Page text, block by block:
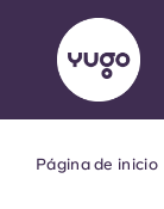
Página de inicio